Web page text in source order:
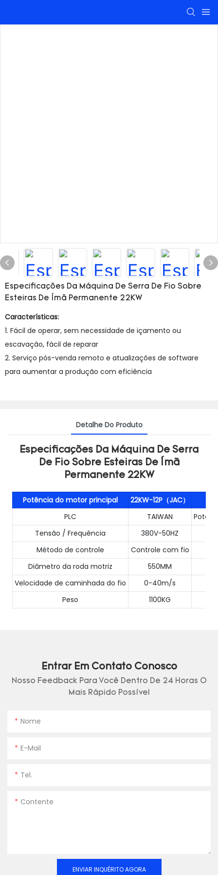
Especificações Da Máquina De Serra De Fio Sobre
Esteiras De Ímã Permanente 22KW
Características:
1. Fácil de operar, sem necessidade de içamento ou
escavação, fácil de reparar
2. Serviço pós-venda remoto e atualizações de software
para aumentar a produção com eficiência
Detalhe Do Produto
Especificações Da Máquina De Serra
De Fio Sobre Esteiras De Ímã
Permanente 22KW
Potência do motor principal
22KW-12P（JAC）
PLC
TAIWAN
Tensão / Frequência
380V-50HZ
Método de controle
Controle com fio
Diâmetro da roda motriz
550MM
Velocidade de caminhada do fio
0-40m/s
Peso
1100KG
Entrar Em Contato Conosco
Nosso Feedback Para Você Dentro De 24 Horas O
Mais Rápido Possível
Nome
E-Mail
Tel.
Contente
ENVIAR INQUÉRITO AGORA